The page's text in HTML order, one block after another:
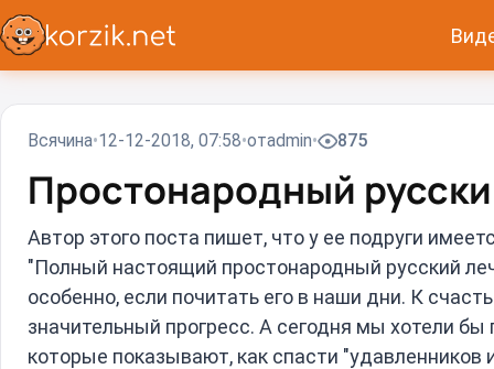
Всячина 12-12-2018, 07:58 отadmin 875
Простонародный
Автор этого поста пишет, что у ее подруги
"Полный настоящий простонародный русский
особенно, если почитать его в наши дни. К
значительный прогресс. А сегодня мы хотели бы
которые показывают, как спасти